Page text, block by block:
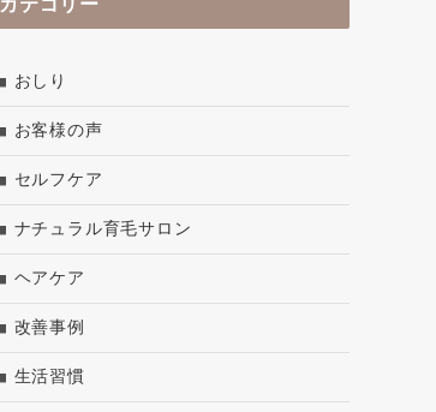
おしり
お客様の声
セルフケア
ナチュラル育毛サロン
ヘアケア
改善事例
生活習慣